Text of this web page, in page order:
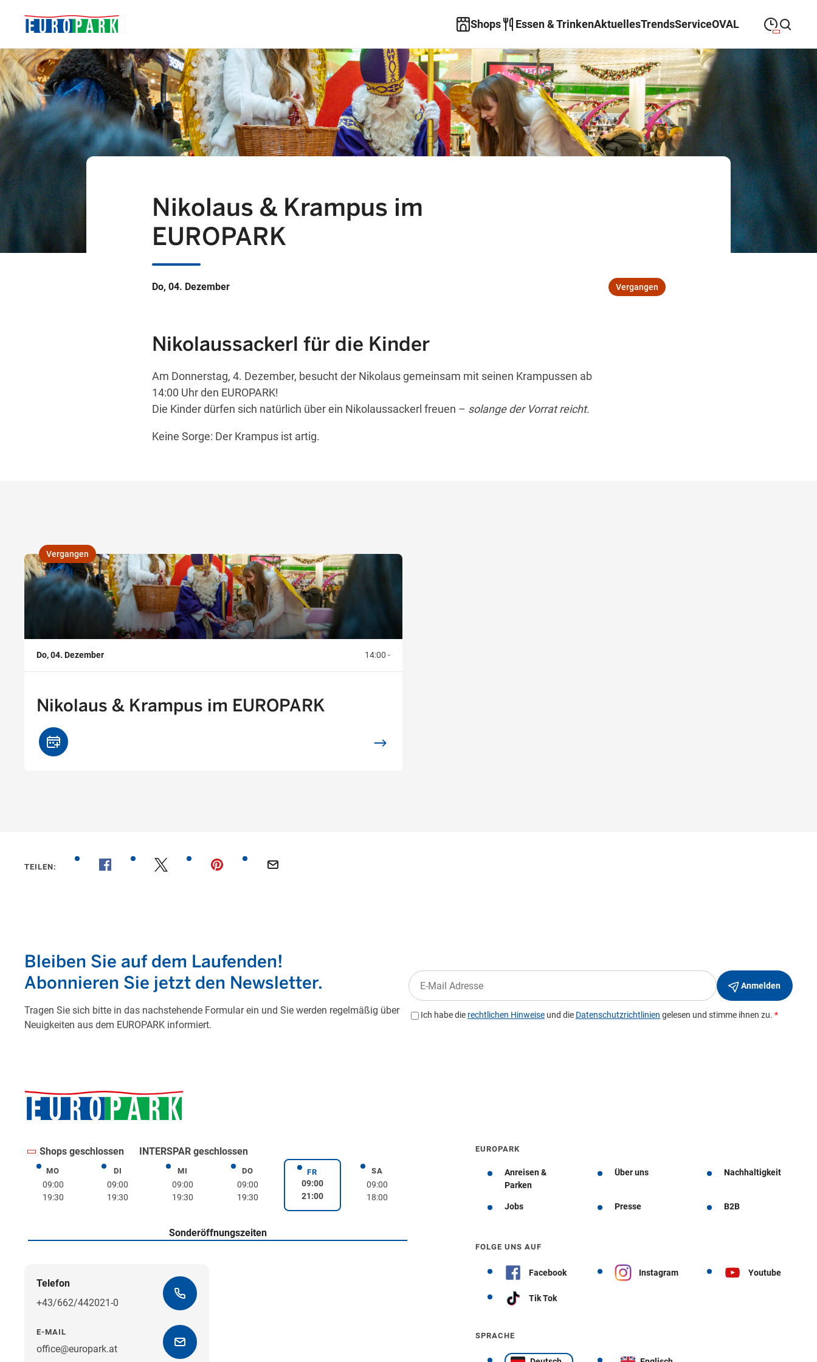
Shops Essen & TrinkenAktuellesTrendsServiceOVAL
Suche schließenMontag
MONTAG 09:00 —19:30
Dienstag
DIENSTAG 09:00— 19:30
Mittwoch
MITTWOCH 09:00— 19:30
09:00—19:30
09:00—21:00
09:00—18:00
Nikolaus & Krampus im
EUROPARK
Do, 04. Dezember Vergangen
Nikolaussackerl für die Kinder
Am Donnerstag, 4. Dezember, besucht der Nikolaus gemeinsam mit seinen Krampussen ab
14:00 Uhr den EUROPARK!
Die Kinder dürfen sich natürlich über ein Nikolaussackerl freuen – solange der Vorrat reicht.
Keine Sorge: Der Krampus ist artig.
,
Vergangen
Do, 04. Dezember 14:00 -
Nikolaus & Krampus im EUROPARK
TEILEN:
Shops geschlossen INTERSPAR geschlossen
MOMontag
09:00
19:30
DIDienstag
09:00
19:30
MIMittwoch
09:00
19:30
DODonnerstag
09:00
19:30
FRFreitag
09:00
21:00
SASamstag
09:00
18:00
Sonderöffnungszeiten
Telefon
+43/662/442021-0
E-MAIL
office@europark.at
EUROPARK
Anreisen &
Parken
Über uns Nachhaltigkeit
Jobs Presse B2B
FOLGE UNS AUF
Facebook Instagram Youtube
Tik Tok
SPRACHE